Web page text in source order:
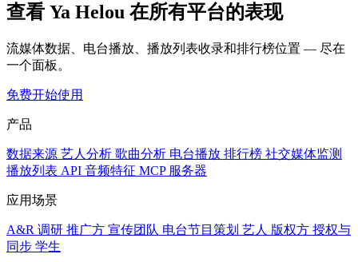
查看 Ya Helou 在所有平台的表现
流媒体数据、电台播放、播放列表收录和排行榜位置 — 尽在
一个面板。
免费开始使用
产品
数据来源 艺人分析 歌曲分析 电台播放 排行榜 社交媒体监测
播放列表 API 音频特征 MCP 服务器
应用场景
A&R 调研 推广方 宣传团队 电台节目策划 艺人 版权方 授权与
同步 学生